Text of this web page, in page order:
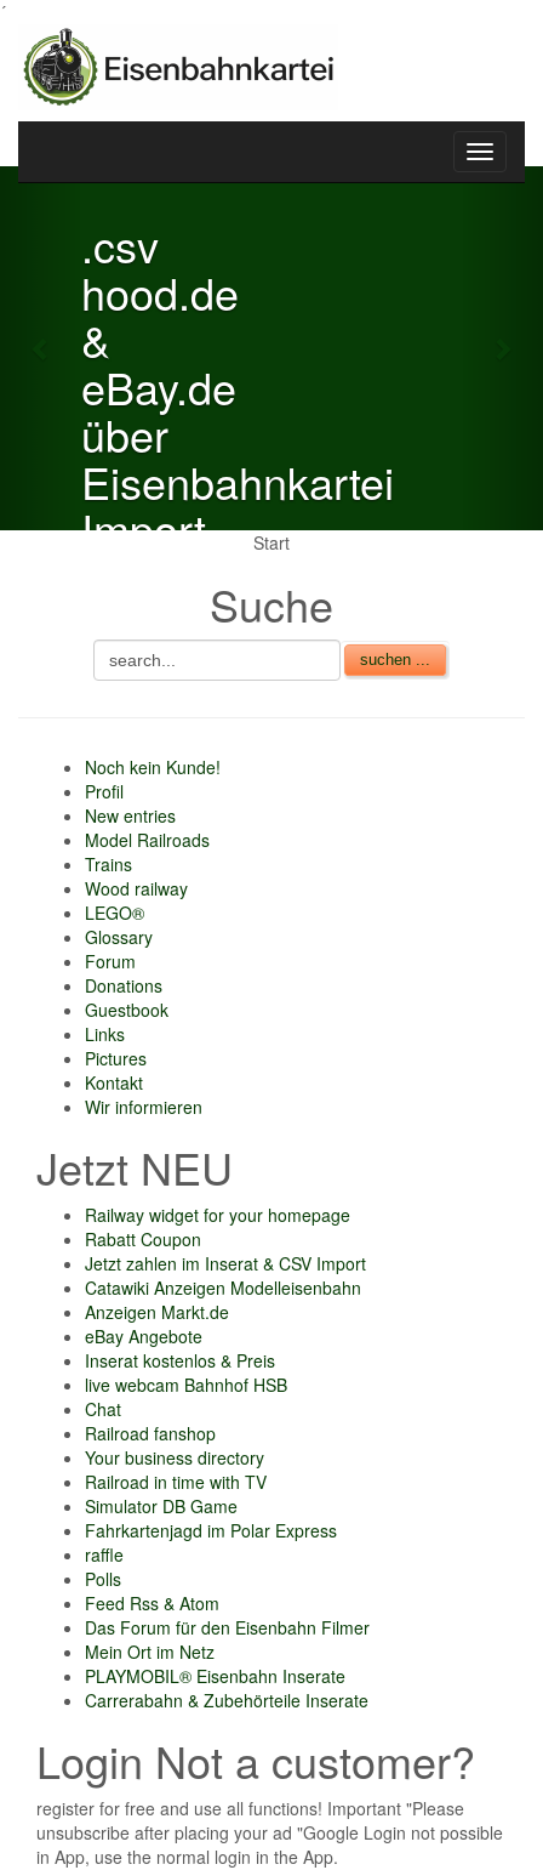
´
Toggle
.csv
hood.de
eBay.de
über
Eisenbahnkartei
Import
Previous
Start
Suche
Noch kein Kunde!
Profil
New entries
Model Railroads
Trains
Wood railway
LEGO®
Glossary
Forum
Donations
Guestbook
Links
Pictures
Kontakt
Wir informieren
Jetzt NEU
Railway widget for your homepage
Rabatt Coupon
Jetzt zahlen im Inserat & CSV Import
Catawiki Anzeigen Modelleisenbahn
Anzeigen Markt.de
eBay Angebote
Inserat kostenlos & Preis
live webcam Bahnhof HSB
Chat
Railroad fanshop
Your business directory
Railroad in time with TV
Simulator DB Game
Fahrkartenjagd im Polar Express
raffle
Polls
Feed Rss & Atom
Das Forum für den Eisenbahn Filmer
Mein Ort im Netz
PLAYMOBIL® Eisenbahn Inserate
Carrerabahn & Zubehörteile Inserate
Login Not a customer?
register for free and use all functions! Important "Please
unsubscribe after placing your ad "Google Login not possible
in App, use the normal login in the App.